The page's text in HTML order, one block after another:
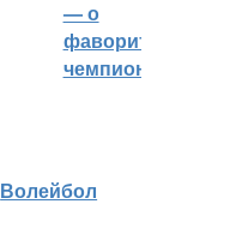
— о
фаворитах
чемпионата
Волейбол